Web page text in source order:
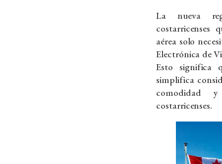
La nueva
costarricenses
aérea solo
Electrónica de
Esto significa
simplifica
comodidad
costarricenses.